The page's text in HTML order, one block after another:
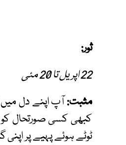
ثور:
22 اپریل تا 20 مئی
مثبت:آپ اپنے دل
کبھی کسی صورتحال
ٹوٹے ہوئے پہیے پر